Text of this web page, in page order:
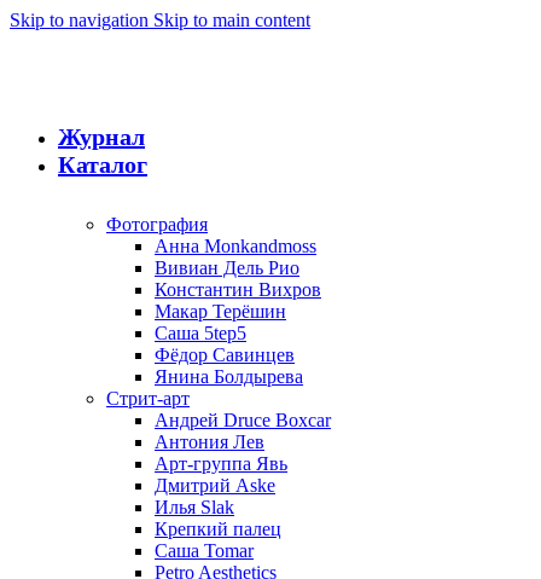
Skip to navigation Skip to main content
Журнал
Каталог
Фотография
Анна Monkandmoss
Вивиан Дель Рио
Константин Вихров
Макар Терёшин
Саша 5tep5
Фёдор Савинцев
Янина Болдырева
Стрит-арт
Андрей Druce Boxcar
Антония Лев
Арт-группа Явь
Дмитрий Aske
Илья Slak
Крепкий палец
Саша Tomar
Petro Aesthetics